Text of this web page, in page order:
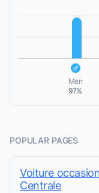
L
Men
97%
POPULAR PAGES
Voiture
Centrale